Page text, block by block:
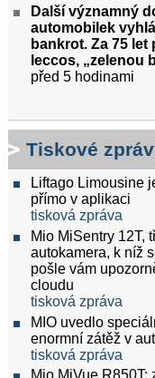
Další významný
automobilek
bankrot. Za 75 let
leccos, „zelenou
před 5 hodinami
Tiskové
Liftago Limousine
přímo v aplikaci
tisková zpráva
Mio MiSentry 12T,
autokamera, k níž
pošle vám
cloudu
tisková zpráva
MIO uvedlo
enormní zátěž v
tisková zpráva